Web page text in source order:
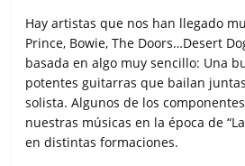
Hay artistas que nos han llegado
Prince, Bowie, The Doors…Desert
basada en algo muy sencillo: Una
potentes guitarras que bailan
solista. Algunos de los
nuestras músicas en la época de
en distintas formaciones.